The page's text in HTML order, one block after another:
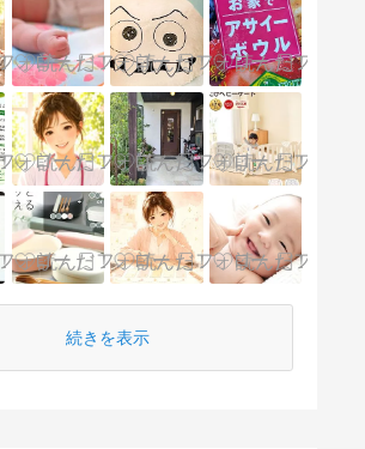
続きを表示